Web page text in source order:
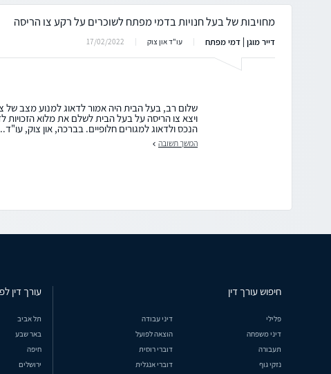
מחויבות של בעל חנויות בדמי מפתח לשוכרים על רקע צו הריסה
דייר מוגן | דמי מפתח עו"ד און צוק 17/02/2022
שלום רב, בעל הבית היה אמור לדאוג למנוע מצב של
ויצא צו הריסה על בעל הבית לשלם את מלוא הזכויות
הנכס ולדאוג למגורים חלופיים. בברכה, און צוק,
המשך תשובה
חיפוש עורך דין
פלילי
דיני עבודה
דיני משפחה
הוצאה לפועל
תעבורה
דוברי רוסית
נזקי גוף
דוברי אנגלית
עורך דין
תל אביב
באר שבע
חיפה
ירושלים